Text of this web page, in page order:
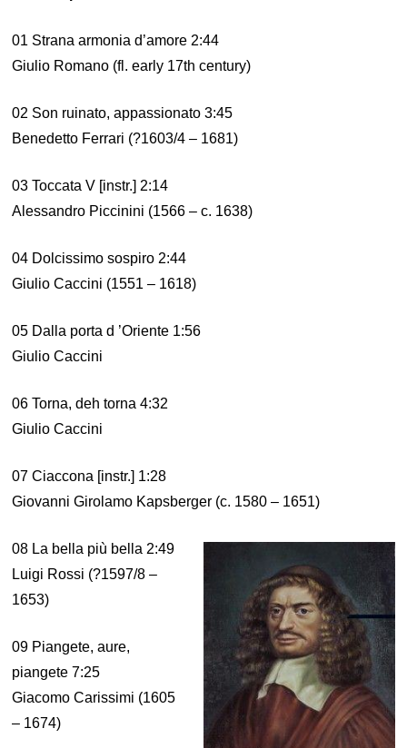
01 Strana armonia d’amore 2:44
Giulio Romano (fl. early 17th century)
02 Son ruinato, appassionato 3:45
Benedetto Ferrari (?1603/4 – 1681)
03 Toccata V [instr.] 2:14
Alessandro Piccinini (1566 – c. 1638)
04 Dolcissimo sospiro 2:44
Giulio Caccini (1551 – 1618)
05 Dalla porta d ’Oriente 1:56
Giulio Caccini
06 Torna, deh torna 4:32
Giulio Caccini
07 Ciaccona [instr.] 1:28
Giovanni Girolamo Kapsberger (c. 1580 – 1651)
08 La bella più bella 2:49
Luigi Rossi (?1597/8 –
1653)
09 Piangete, aure,
piangete 7:25
Giacomo Carissimi (1605
– 1674)